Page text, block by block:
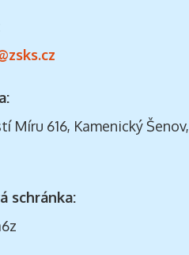
Míru 616, Kamenický Šenov,
schránka: